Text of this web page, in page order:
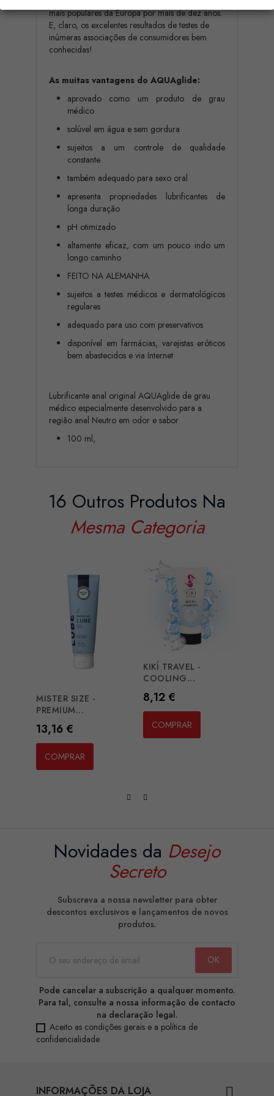
mais populares da Europa por mais de dez anos.
E, claro, os excelentes resultados de testes de
inúmeras associações de consumidores bem
conhecidas!
As muitas vantagens do AQUAglide:
aprovado como um produto de grau
médico
solúvel em água e sem gordura
sujeitos a um controle de qualidade
constante
também adequado para sexo oral
apresenta propriedades lubrificantes de
longa duração
pH otimizado
altamente eficaz, com um pouco indo um
longo caminho
FEITO NA ALEMANHA
sujeitos a testes médicos e dermatológicos
regulares
adequado para uso com preservativos
disponível em farmácias, varejistas eróticos
bem abastecidos e via Internet
Lubrificante anal original AQUAglide de grau
médico especialmente desenvolvido para a
região anal Neutro em odor e sabor
100 ml,
16 Outros Produtos Na
Mesma Categoria
MISTER SIZE -
PREMIUM...
Preço
13,16 €
COMPRAR
KIKÍ TRAVEL -
COOLING...
Preço
8,12 €
COMPRAR
Novidades da Desejo
Secreto
Subscreva a nossa newsletter para obter
descontos exclusivos e lançamentos de novos
produtos.
Pode cancelar a subscrição a qualquer momento.
Para tal, consulte a nossa informação de contacto
na declaração legal.
Aceito as condições gerais e a política de
confidencialidade
INFORMAÇÕES DA LOJA 